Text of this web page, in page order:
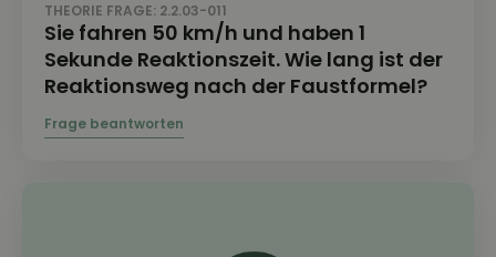
THEORIE FRAGE: 2.2.03-011
Sie fahren 50 km/h und haben 1
Sekunde Reaktionszeit. Wie lang ist der
Reaktionsweg nach der Faustformel?